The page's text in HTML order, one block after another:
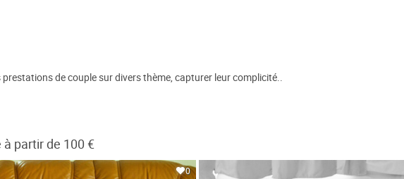
de couple sur divers thème, capturer leur complicité..
partir de 100 €
0